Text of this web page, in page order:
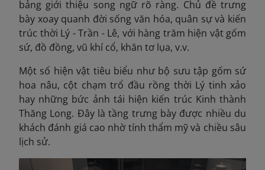
bảng giới thiệu song ngữ rõ ràng. Chủ đề trưng
bày xoay quanh đời sống văn hóa, quân sự và kiến
trúc thời Lý - Trần - Lê, với hàng trăm hiện vật gốm
sứ, đồ đồng, vũ khí cổ, khăn tơ lụa, v.v.
Một số hiện vật tiêu biểu như bộ sưu tập gốm sứ
hoa nâu, cột chạm trổ đầu rồng thời Lý tinh xảo
hay những bức ảnh tái hiện kiến trúc Kinh thành
Thăng Long. Đây là tầng trưng bày được nhiều du
khách đánh giá cao nhờ tính thẩm mỹ và chiều sâu
lịch sử.